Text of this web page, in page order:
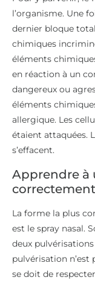
l’organisme. Une
dernier bloque
chimiques
éléments
en réaction à un
dangereux ou
éléments
allergique. Les
étaient attaquées.
s’effacent.
Apprendre à
correctement
La forme la plus
est le spray nasal.
deux
pulvérisation
se doit de